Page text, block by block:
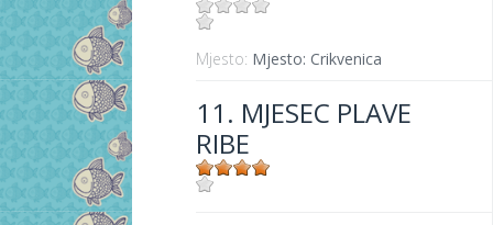
Mjesto: Mjesto: Crikvenica
11. MJESEC PLAVE
RIBE